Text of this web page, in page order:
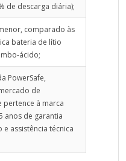
consumo posterior em
ou com queda
Muito utilizada em
industrial, sistemas de
design compacto em
ácido, promove fácil
também é compatível
Além disso, permite a
Essa configuração
de bateria
via interfaces
de descarga diária);
comparado às
bateria de lítio
ácido;
PowerSafe,
de
pertence à marca
anos de garantia
assistência técnica